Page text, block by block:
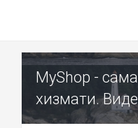
MyShop -
хизмати.